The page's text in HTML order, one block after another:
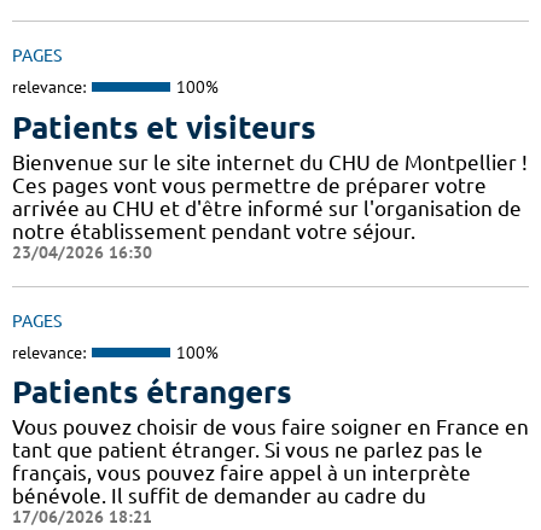
PAGES
relevance: 100%
Patients et visiteurs
Bienvenue sur le site internet du CHU de Montpellier !
Ces pages vont vous permettre de préparer votre
arrivée au CHU et d'être informé sur l'organisation de
notre établissement pendant votre séjour.
23/04/2026 16:30
PAGES
relevance: 100%
Patients étrangers
Vous pouvez choisir de vous faire soigner en France en
tant que patient étranger. Si vous ne parlez pas le
français, vous pouvez faire appel à un interprète
bénévole. Il suffit de demander au cadre du
17/06/2026 18:21